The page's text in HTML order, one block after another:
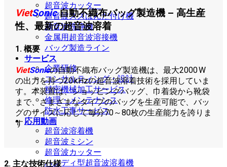
超音波カッター
超音波スズはんだ付け機
超音波洗浄機
金属用超音波溶接機
バッグ製造ライン
サービス
企業研修
コンサルティング・設計
精密機械加工サービス
修理・メンテナンス
防水工事サービス
応用動画
超音波溶着機
超音波ミシン
超音波カッター
ハンディ型超音波溶着機
VietSonic自動不織布バッグ製造機 – 高生産
性、最新の超音波溶着
1. 概要
VietSonicの自動不織布バッグ製造機は、最大2000 W
の出力を持つ20 kHzの超音波溶着技術を採用していま
す。本装置は、ショッピングバッグ、巾着袋から靴袋
まで、さまざまなタイプのバッグを生産可能で、バッ
グのサイズに応じて毎分70～80枚の生産能力を誇りま
す
2. 主な技術仕様